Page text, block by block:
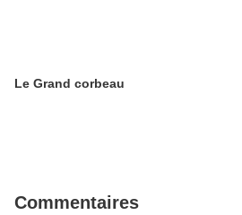
Le Grand corbeau
Commentaires